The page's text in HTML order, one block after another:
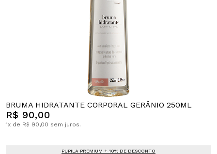
BRUMA HIDRATANTE CORPORAL GERÂNIO 250ML
R$ 90,00
1x de R$ 90,00 sem juros.
PUPILA PREMIUM + 10% DE DESCONTO